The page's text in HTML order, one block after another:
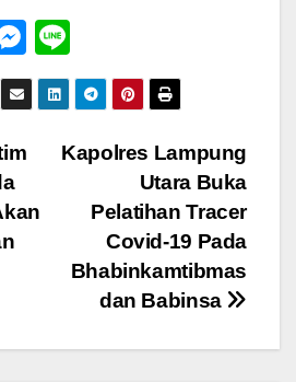
M
e
ss
g
n
e
Kapolres Lampung
Utara Buka
Pelatihan Tracer
Covid-19 Pada
Bhabinkamtibmas
dan Babinsa